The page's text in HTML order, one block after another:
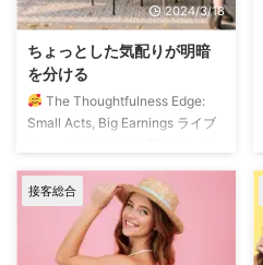
2024/3/18
ちょっとした気配りが明暗
を分ける
The Thoughtfulness Edge:
Small Acts, Big Earnings ライブ
とした一言… ちょっとした所作…
通勤チャットルームのなかで、ち
ょっとした親切など… 稼げる、稼
げてるモデル、人気あるモデル
接客総合